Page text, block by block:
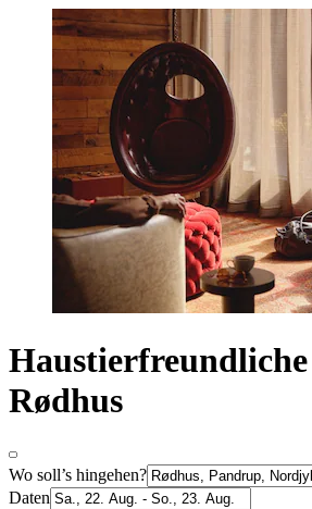
Rødhus
Wo soll’s hingehen?
Daten